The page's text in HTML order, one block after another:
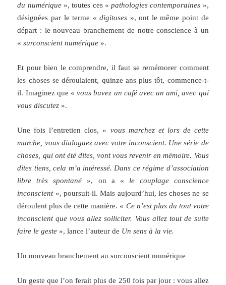
du numérique», toutes ces «pathologies contemporaines »,
désignées par le terme «digitoses », ont le même point de
départ : le nouveau branchement de notre conscience à un
«surconscient numérique ».
Et pour bien le comprendre, il faut se remémorer comment
les choses se déroulaient, quinze ans plus tôt, commence-t-
il. Imaginez que «vous buvez un café avec un ami, avec qui
vous discutez ».
Une fois l’entretien clos, « vous marchez et lors de cette
marche, vous dialoguez avec votre inconscient. Une série de
choses, qui ont été dites, vont vous revenir en mémoire. Vous
dites tiens, cela m’a intéressé. Dans ce régime d’association
libre très spontané », on a « le couplage conscience
inconscient», poursuit-il. Mais aujourd’hui, les choses ne se
déroulent plus de cette manière. « Ce n’est plus du tout votre
inconscient que vous allez solliciter. Vous allez tout de suite
faire le geste », lance l’auteur de Un sens à la vie.
Un nouveau branchement au surconscient numérique
Un geste que l’on ferait plus de 250 fois par jour : vous allez